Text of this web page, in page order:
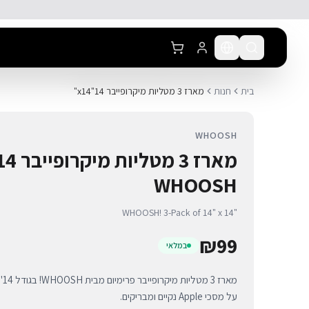
בית חנות מארז 3 מטליות מיקרופייבר 14"x14"
WHOOSH
WHOOSH
WHOOSH! 3-Pack of 14" x 14"
₪99 במלאי
על מסכי Apple נקיים ומבריקים.